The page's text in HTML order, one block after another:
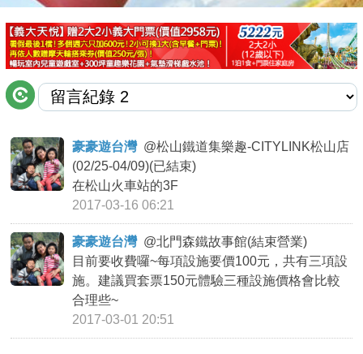
推薦景點
討論區
聯絡我們
APP下載
豪豪遊台灣 @松山鐵道集樂趣-CITYLINK松山店
(02/25-04/09)(已結束)
在松山火車站的3F
2017-03-16 06:21
豪豪遊台灣 @北門森鐵故事館(結束營業)
目前要收費囉~每項設施要價100元，共有三項設
施。建議買套票150元體驗三種設施價格會比較
合理些~
2017-03-01 20:51